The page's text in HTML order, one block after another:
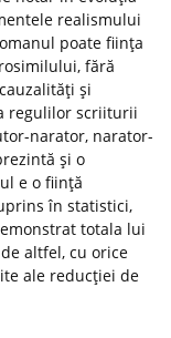
realismului
poate fiinţa
fără
şi
regulilor scriiturii
narator, narator-
şi o
e o fiinţă
în statistici,
totala lui
altfel, cu orice
ale reducţiei de